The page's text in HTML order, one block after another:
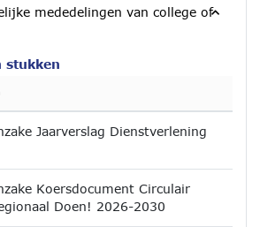
mededelingen van college of
stukken
Jaarverslag Dienstverlening
Koersdocument Circulair
Doen! 2026-2030